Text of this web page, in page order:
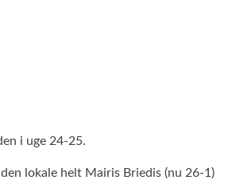
i uge 24-25.
den lokale helt Mairis Briedis (nu 26-1)